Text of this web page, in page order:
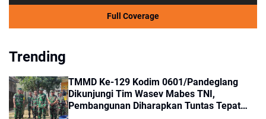
Full Coverage
Trending
TMMD Ke-129 Kodim 0601/Pandeglang
Dikunjungi Tim Wasev Mabes TNI,
Pembangunan Diharapkan Tuntas Tepat